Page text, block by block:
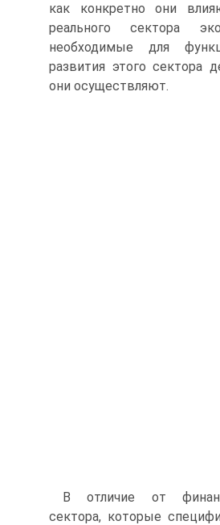
как конкретно они
реального сектора
необходимые для
развития этого сектора
они осуществляют.
В отличие от
сектора, которые